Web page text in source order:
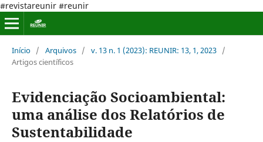
#revistareunir #reunir
Início / Arquivos / v. 13 n. 1 (2023): REUNIR: 13, 1, 2023 /
Artigos científicos
Evidenciação Socioambiental:
uma análise dos Relatórios de
Sustentabilidade